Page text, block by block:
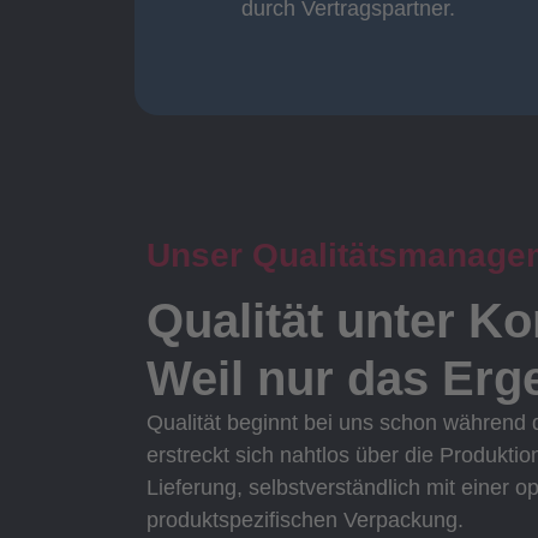
durch Vertragspartner.
durch Vertragspartner
Unser
Qualität unter
Weil nur das
Qualität beginnt bei uns schon während
erstreckt sich nahtlos über die
Lieferung, selbstverständlich mit einer
produktspezifischen Verpackung.